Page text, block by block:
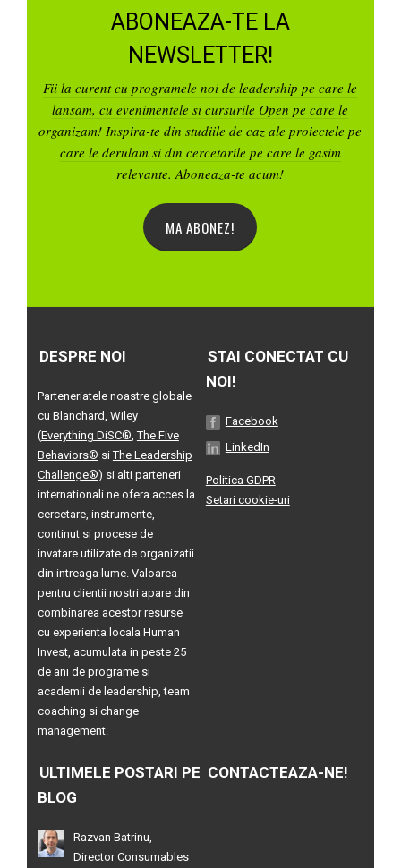
ABONEAZA-TE LA
NEWSLETTER!
Fii la curent cu programele noi de leadership pe care le
lansam, cu evenimentele si cursurile Open pe care le
organizam! Inspira-te din studiile de caz ale proiectele pe
care le derulam si din cercetarile pe care le gasim
relevante. Aboneaza-te acum!
MA ABONEZ!
DESPRE NOI
Parteneriatele noastre globale
cu Blanchard , Wiley
(Everything DiSC® ,The Five
Behaviors® siThe Leadership
Challenge®) si alti parteneri
internationali ne ofera acces la
cercetare, instrumente,
continut si procese de
invatare utilizate de organizatii
din intreaga lume. Valoarea
pentru clientii nostri apare din
combinarea acestor resurse
cu experienta locala Human
Invest, acumulata in peste 25
de ani de programe si
academii de leadership, team
coaching si change
management.
STAI CONECTAT CU
NOI!
Facebook
LinkedIn
Politica GDPR
Setari cookie-uri
ULTIMELE POSTARI PE
BLOG
Razvan Batrinu,
Director Consumables
CONTACTEAZA-NE!